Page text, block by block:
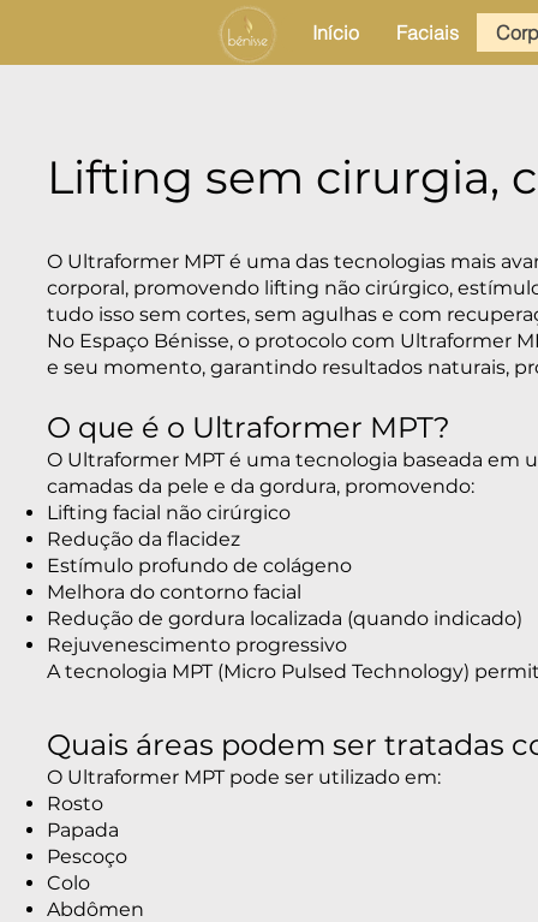
Início Faciais
Lifting sem cirurgia,
O Ultraformer MPT é uma das tecnologias mais
corporal, promovendo lifting não cirúrgico,
tudo isso sem cortes, sem agulhas e com
No Espaço Bénisse, o protocolo com Ultraformer
e seu momento, garantindo resultados naturais,
O que é o Ultraformer MPT?
O Ultraformer MPT é uma tecnologia baseada em
camadas da pele e da gordura, promovendo:
Lifting facial não cirúrgico
Redução da flacidez
Estímulo profundo de colágeno
Melhora do contorno facial
Redução de gordura localizada (quando indicado)
Rejuvenescimento progressivo
A tecnologia MPT (Micro Pulsed Technology)
Quais áreas podem ser tratadas
O Ultraformer MPT pode ser utilizado em:
Rosto
Papada
Pescoço
Colo
Abdômen